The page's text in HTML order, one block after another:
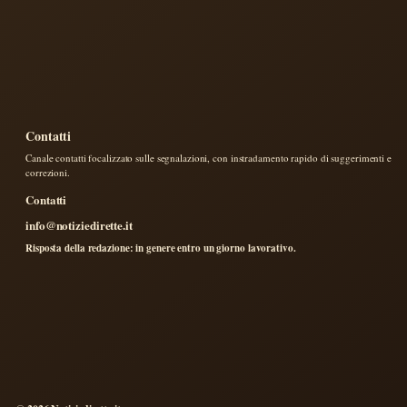
Contatti
Canale contatti focalizzato sulle segnalazioni, con instradamento rapido di suggerimenti e
correzioni.
Contatti
info@notiziedirette.it
Risposta della redazione: in genere entro un giorno lavorativo.